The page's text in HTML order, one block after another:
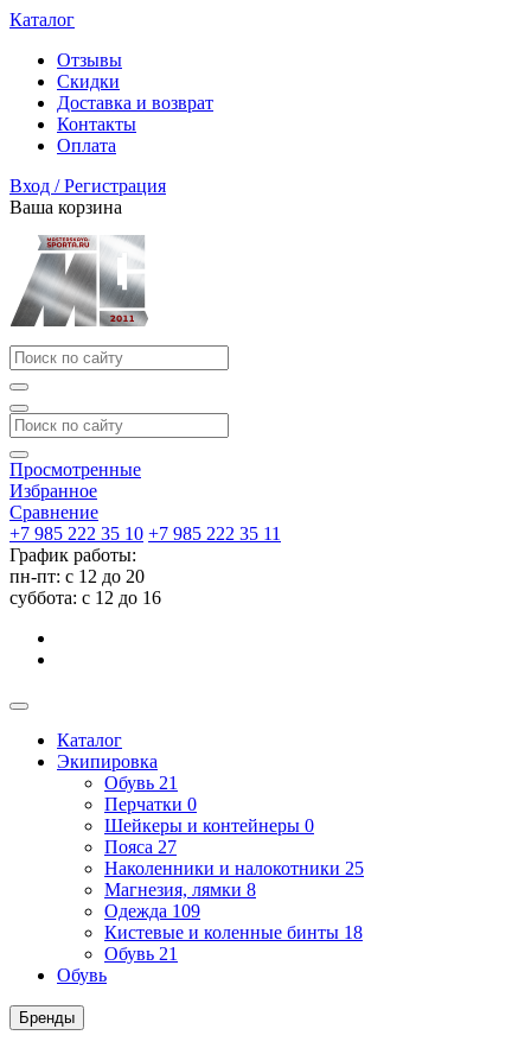
Каталог
Отзывы
Скидки
Доставка и возврат
Контакты
Оплата
Вход / Регистрация
Ваша корзина
Просмотренные
Избранное
Сравнение
+7 985 222 35 10 +7 985 222 35 11
График работы:
пн-пт: с 12 до 20
суббота: c 12 до 16
Каталог
Экипировка
Обувь 21
Перчатки 0
Шейкеры и контейнеры 0
Пояса 27
Наколенники и налокотники 25
Магнезия, лямки 8
Одежда 109
Кистевые и коленные бинты 18
Обувь 21
Обувь
Бренды